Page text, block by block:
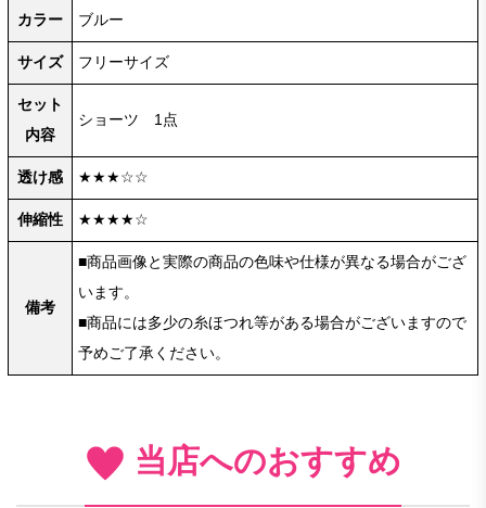
カラー ブルー
サイズ フリーサイズ
セット
内容
ショーツ 1点
透け感 ★★★☆☆
伸縮性 ★★★★☆
備考
■商品画像と実際の商品の色味や仕様が異なる場合がござ
います。
■商品には多少の糸ほつれ等がある場合がございますので
予めご了承ください。
当店へのおすすめ